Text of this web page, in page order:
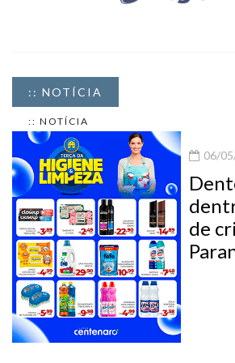
:: NOTÍCIA
:: NOTÍCIA
06/
de